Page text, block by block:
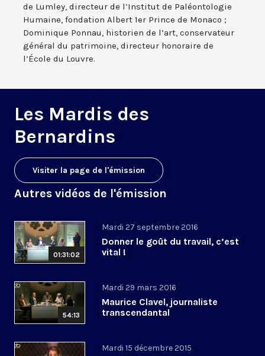
de Lumley, directeur de l’Institut de Paléontologie
Humaine, fondation Albert 1er Prince de Monaco ;
Dominique Ponnau, historien de l’art, conservateur
général du patrimoine, directeur honoraire de
l’École du Louvre.
Les Mardis des
Bernardins
Visiter la page de l'émission
Autres vidéos de l'émission
01:31:02
Mardi 27 septembre 2016
Donner le goût du travail, c’est
vital !
54:13
Mardi 29 mars 2016
Maurice Clavel, journaliste
transcendantal
Mardi 15 décembre 2015